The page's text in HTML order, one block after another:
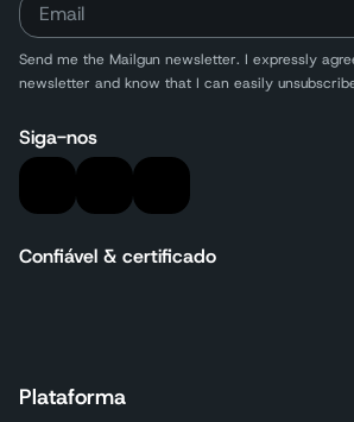
Send me the Mailgun newsletter. I expressly
newsletter and know that I can easily
Siga-nos
Confiável & certificado
Plataforma